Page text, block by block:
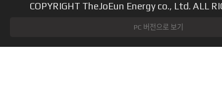
COPYRIGHT TheJoEun Energy co., Ltd. ALL
PC 버전으로 보기